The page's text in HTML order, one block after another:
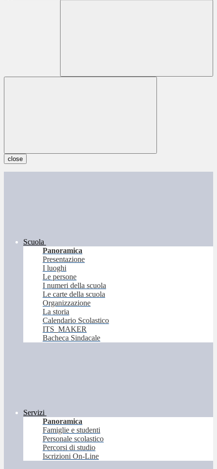
close
Scuola
Panoramica
Presentazione
I luoghi
Le persone
I numeri della scuola
Le carte della scuola
Organizzazione
La storia
Calendario Scolastico
ITS_MAKER
Bacheca Sindacale
Servizi
Panoramica
Famiglie e studenti
Personale scolastico
Percorsi di studio
Iscrizioni On-Line